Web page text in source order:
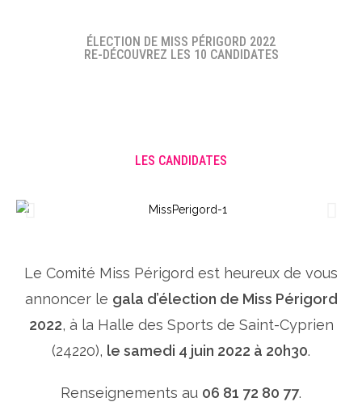
ÉLECTION DE MISS PÉRIGORD 2022
RE-DÉCOUVREZ LES 10 CANDIDATES
LES CANDIDATES
Le Comité Miss Périgord est heureux de vous
annoncer le gala d’élection de Miss Périgord
2022, à la Halle des Sports de Saint-Cyprien
(24220), le samedi 4 juin 2022 à 20h30.
Renseignements au 06 81 72 80 77.